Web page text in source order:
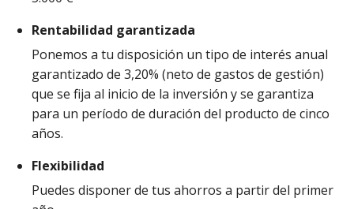
Rentabilidad garantizada
Ponemos a tu disposición un tipo de interés anual
garantizado de 3,20% (neto de gastos de gestión)
que se fija al inicio de la inversión y se garantiza
para un período de duración del producto de cinco
años.
Flexibilidad
Puedes disponer de tus ahorros a partir del primer